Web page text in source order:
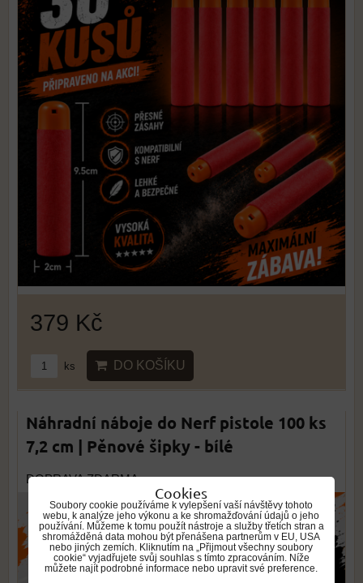
379 Kč
ks DO KOŠÍKU
Náhradní náboje do Nerf pistole 100 ks
7,2 cm | Pěnové šipky - bílé
DOPRAVA ZDARMA
Cookies
Soubory cookie používáme k vylepšení vaší návštěvy tohoto
webu, k analýze jeho výkonu a ke shromažďování údajů o jeho
používání. Můžeme k tomu použít nástroje a služby třetích stran a
shromážděná data mohou být přenášena partnerům v EU, USA
nebo jiných zemích. Kliknutím na „Přijmout všechny soubory
cookie“ vyjadřujete svůj souhlas s tímto zpracováním. Níže
můžete najít podrobné informace nebo upravit své preference.